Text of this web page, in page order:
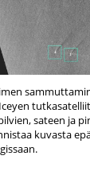
sateen ja
kuvasta